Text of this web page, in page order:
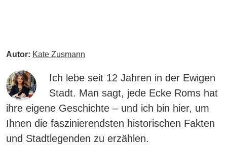
Autor: Kate Zusmann
Ich lebe seit 12 Jahren in der Ewigen
Stadt. Man sagt, jede Ecke Roms hat
ihre eigene Geschichte – und ich bin hier, um
Ihnen die faszinierendsten historischen Fakten
und Stadtlegenden zu erzählen.